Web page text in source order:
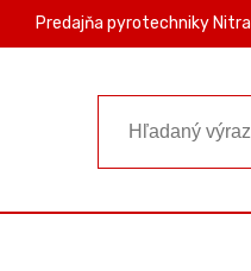
Predajňa pyrotechniky Nitra